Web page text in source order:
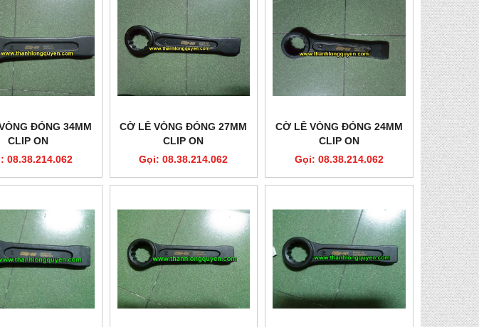
ĐÓNG 34MM
CLIP ON
08.38.214.062
CỜ LÊ VÒNG ĐÓNG 27MM
CLIP ON
Gọi: 08.38.214.062
CỜ LÊ VÒNG ĐÓNG 24MM
CLIP ON
Gọi: 08.38.214.062